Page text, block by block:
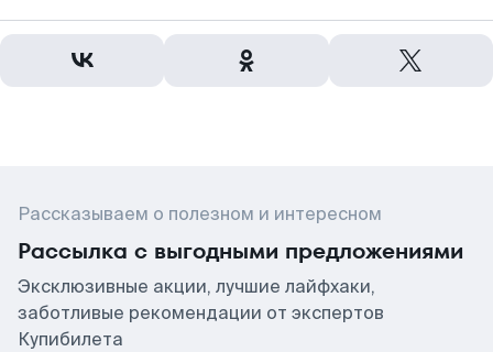
Рассказываем о полезном и интересном
Рассылка с выгодными предложениями
Эксклюзивные акции, лучшие лайфхаки,
заботливые рекомендации от экспертов
Купибилета